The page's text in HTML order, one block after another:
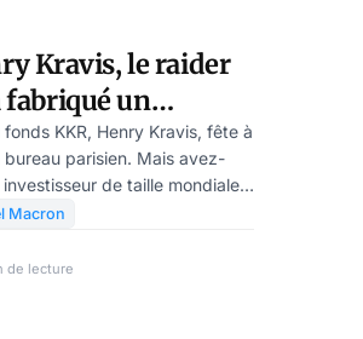
Kravis, le raider
fabriqué un
KKR, Henry Kravis, fête à
parisien. Mais avez-
de taille mondiale,
celui qui a fabriqué
banale, d'une ambition
Macron
de lecture